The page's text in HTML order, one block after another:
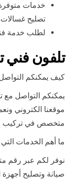
خدمات
تصليح غسالات
لطلب خدمة
تلفون فني
كيف يمكنكم
يمكنكم التواصل مع
موقعنا الكتروني
متخصص في تركيب
ما أهم الخدمات
نوفر لكم عبر رقم
صيانة وتصليح